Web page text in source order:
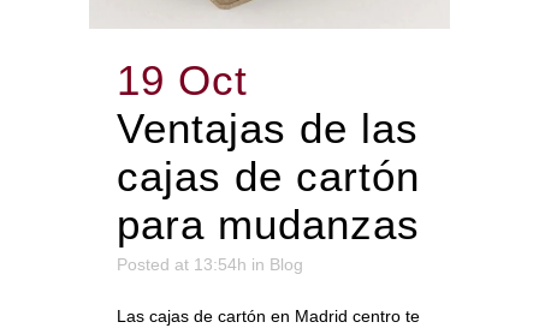
19 Oct
Ventajas de las
cajas de cartón
para mudanzas
Posted at 13:54h in Blog
Las cajas de cartón en Madrid centro te